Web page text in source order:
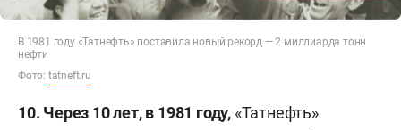
В 1981 году «Татнефть» поставила новый рекорд — 2 миллиарда тонн
нефти
Фото: tatneft.ru
10. Через 10 лет, в 1981 году, «Татнефть»